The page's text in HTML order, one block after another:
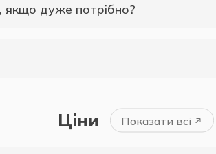
якщо дуже потрібно?
Ціни Показати всі